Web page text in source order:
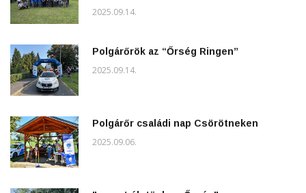
2025.09.14.
Polgárőrök az “Őrség Ringen”
2025.09.14.
Polgárőr családi nap Csörötneken
2025.09.06.